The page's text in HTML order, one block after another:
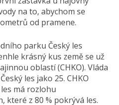
na to, abychom se
od pramene.
parku Český les
krásný kus země se už
oblastí (CHKO). Vláda
les jako 25. CHKO
má rozlohu
které z 80 % pokrývá les.